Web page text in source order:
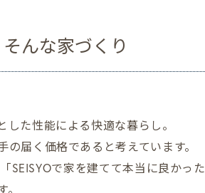
んな家づくり
た性能による快適な暮らし。
届く価格であると考えています。
SEISYOで家を建てて本当に良かった